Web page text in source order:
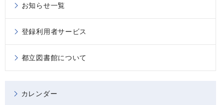
お知らせ一覧
登録利用者サービス
都立図書館について
カレンダー